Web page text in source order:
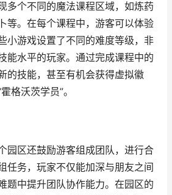
多个不同的魔法课程区域，如炼药
等。在每个课程中，游客可以体验
小游戏设置了不同的难度等级，非
能水平的玩家。通过完成课程中的
的技能，甚至有机会获得虚拟徽
格沃茨学员”。
园区还鼓励游客组成团队，进行合
任务，玩家不仅能加深与朋友之间
题中提升团队协作能力。在园区的